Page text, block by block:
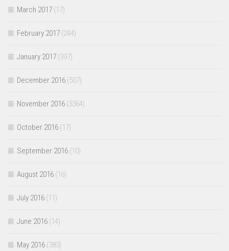
March 2017 (17)
February 2017 (244)
January 2017 (397)
December 2016 (507)
November 2016 (3364)
October 2016 (17)
September 2016 (10)
August 2016 (16)
July 2016 (11)
June 2016 (14)
May 2016 (383)